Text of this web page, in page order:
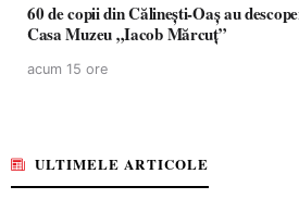
60 de copii din Călinești-Oaș au
Casa Muzeu „Iacob Mărcuț”
acum 15 ore
ULTIMELE ARTICOLE